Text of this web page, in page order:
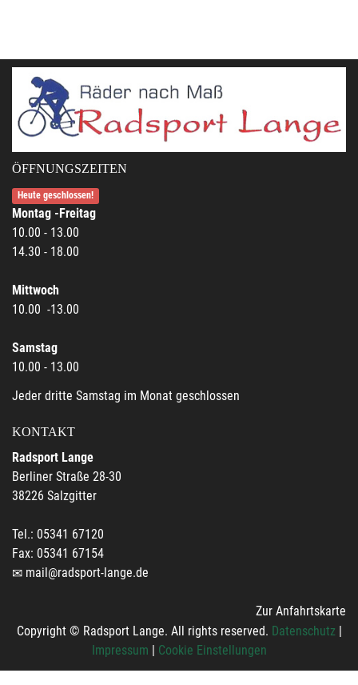
ÖFFNUNGSZEITEN
Heute geschlossen!
Montag -Freitag
10.00 - 13.00
14.30 - 18.00
Mittwoch
10.00 -13.00
Samstag
10.00 - 13.00
Jeder dritte Samstag im Monat geschlossen
KONTAKT
Radsport Lange
Berliner Straße 28-30
38226 Salzgitter
Tel.: 05341 67120
Fax: 05341 67154
mail@radsport-lange.de
Zur Anfahrtskarte
Copyright © Radsport Lange. All rights reserved. Datenschutz|
Impressum
Cookie Einstellungen